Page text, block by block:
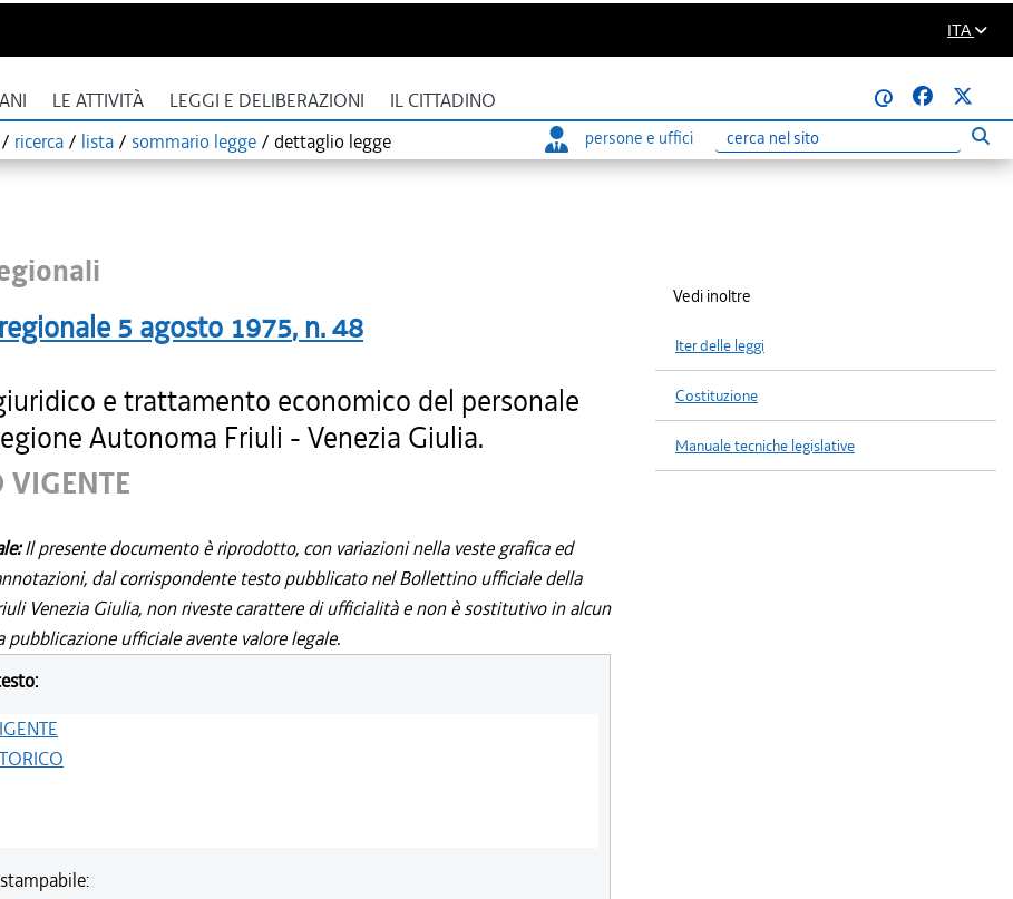
ITA
LE ATTIVITÀ LEGGI E DELIBERAZIONI IL CITTADINO
@
/ ricerca / lista / sommario legge / dettaglio legge persone e uffici
Ricerca
5 agosto 1975, n.48
e trattamento economico del personale
Autonoma Friuli - Venezia Giulia.
VIGENTE
Il presente documento è riprodotto, con variazioni nella veste grafica ed
dal corrispondente testo pubblicato nel Bollettino ufficiale della
Venezia Giulia, non riveste carattere di ufficialità e non è sostitutivo in alcun
pubblicazione ufficiale avente valore legale.
Vedi inoltre
Iter delle leggi
Costituzione
Manuale tecniche legislative